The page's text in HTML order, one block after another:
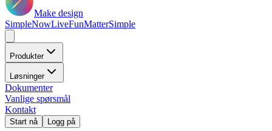
Make design
SimpleNowLiveFunMatterSimple
Produkter
Løsninger
Dokumenter
Vanlige spørsmål
Kontakt
Start nå Logg på